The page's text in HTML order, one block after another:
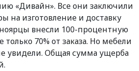
«Дивайн». Все они заключили
на изготовление и доставку
внесли 100-процентную
70% от заказа. Но мебели
увидели. Общая сумма ущерба